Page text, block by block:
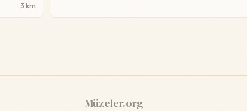
3 km
Müzeler.org